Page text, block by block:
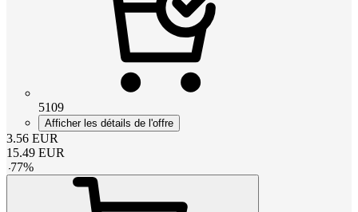
5109
Afficher les détails de l'offre
3.56 EUR
15.49 EUR
-77%